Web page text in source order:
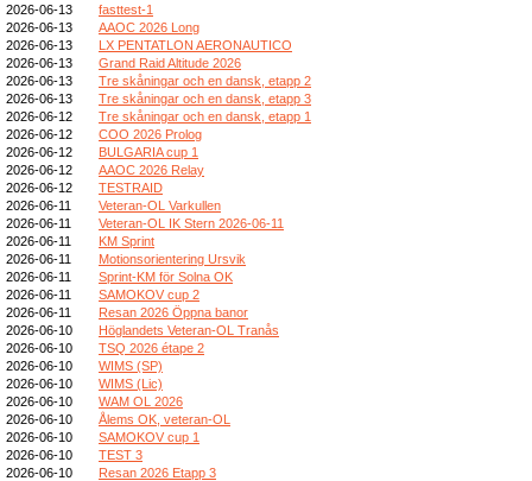
2026-06-13
fasttest-1
2026-06-13
AAOC 2026 Long
2026-06-13
LX PENTATLON AERONAUTICO
2026-06-13
Grand Raid Altitude 2026
2026-06-13
Tre skåningar och en dansk, etapp 2
2026-06-13
Tre skåningar och en dansk, etapp 3
2026-06-12
Tre skåningar och en dansk, etapp 1
2026-06-12
COO 2026 Prolog
2026-06-12
BULGARIA cup 1
2026-06-12
AAOC 2026 Relay
2026-06-12
TESTRAID
2026-06-11
Veteran-OL Varkullen
2026-06-11
Veteran-OL IK Stern 2026-06-11
2026-06-11
KM Sprint
2026-06-11
Motionsorientering Ursvik
2026-06-11
Sprint-KM för Solna OK
2026-06-11
SAMOKOV cup 2
2026-06-11
Resan 2026 Öppna banor
2026-06-10
Höglandets Veteran-OL Tranås
2026-06-10
TSQ 2026 étape 2
2026-06-10
WIMS (SP)
2026-06-10
WIMS (Lic)
2026-06-10
WAM OL 2026
2026-06-10
Ålems OK, veteran-OL
2026-06-10
SAMOKOV cup 1
2026-06-10
TEST 3
2026-06-10
Resan 2026 Etapp 3